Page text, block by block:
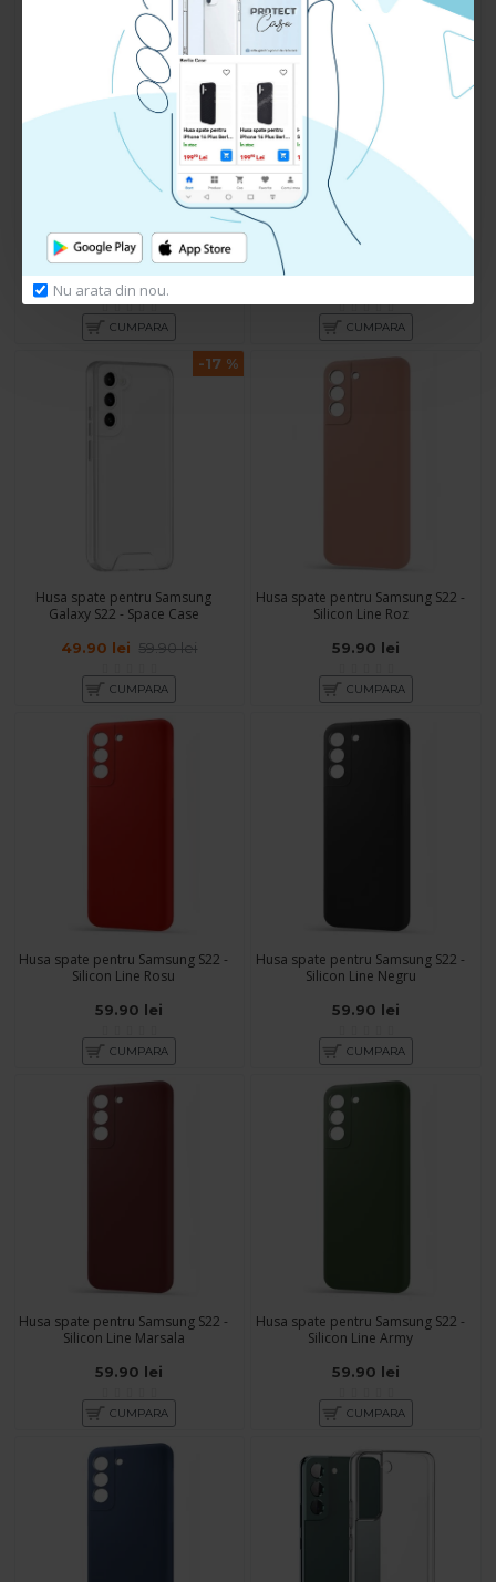
Nu arata din nou.
Husa spate pentru Samsung
Galaxy S22 - Deli Case Bleu
79.90 lei
CUMPARA
Husa spate pentru Samsung
Galaxy S22 - Deli Case Albastru
CUMPARA
-17 %
Husa spate pentru Samsung
Galaxy S22 - Space Case
49.90 lei 59.90 lei
CUMPARA
Husa spate pentru Samsung S22 -
Silicon Line Roz
59.90 lei
CUMPARA
Husa spate pentru Samsung S22 -
Silicon Line Rosu
59.90 lei
CUMPARA
Husa spate pentru Samsung S22 -
Silicon Line Negru
59.90 lei
CUMPARA
Husa spate pentru Samsung S22 -
Silicon Line Marsala
59.90 lei
CUMPARA
Husa spate pentru Samsung S22 -
Silicon Line Army
59.90 lei
CUMPARA